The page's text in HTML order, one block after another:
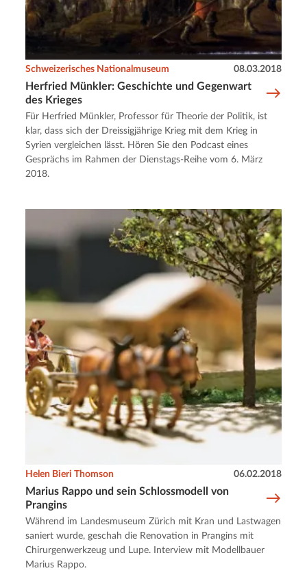
Herfried Münkler: Geschichte und Gegenwart
des Krieges
Schweizerisches Nationalmuseum 08.03.2018
Für Herfried Münkler, Professor für Theorie der Politik, ist
klar, dass sich der Dreissigjährige Krieg mit dem Krieg in
Syrien vergleichen lässt. Hören Sie den Podcast eines
Gesprächs im Rahmen der Dienstags-Reihe vom 6. März
2018.
Marius Rappo und sein Schlossmodell von
Prangins
Helen Bieri Thomson 06.02.2018
Während im Landesmuseum Zürich mit Kran und Lastwagen
saniert wurde, geschah die Renovation in Prangins mit
Chirurgenwerkzeug und Lupe. Interview mit Modellbauer
Marius Rappo.